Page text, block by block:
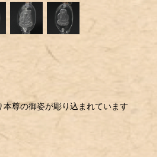
尊の御姿が彫り込まれています